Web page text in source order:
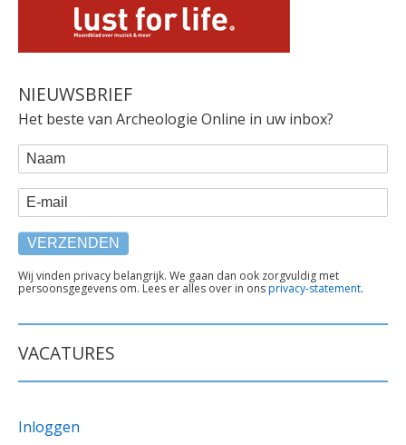
NIEUWSBRIEF
Het beste van Archeologie Online in uw inbox?
WEBFORM
Naam
E-mail
TEKST
ONDER
Wij vinden privacy belangrijk. We gaan dan ook zorgvuldig met
persoonsgegevens om. Lees er alles over in onsprivacy-statement.
VACATURES
Inloggen